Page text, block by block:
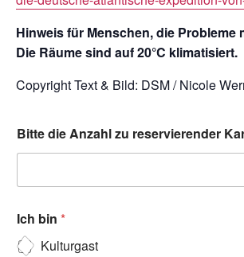
Hinweis für Menschen, die Probleme
Die Räume sind auf 20°C klimatisiert.
Copyright Text & Bild: DSM / Nicole
Bitte die Anzahl zu reservierender
Ich bin *
Kulturgast